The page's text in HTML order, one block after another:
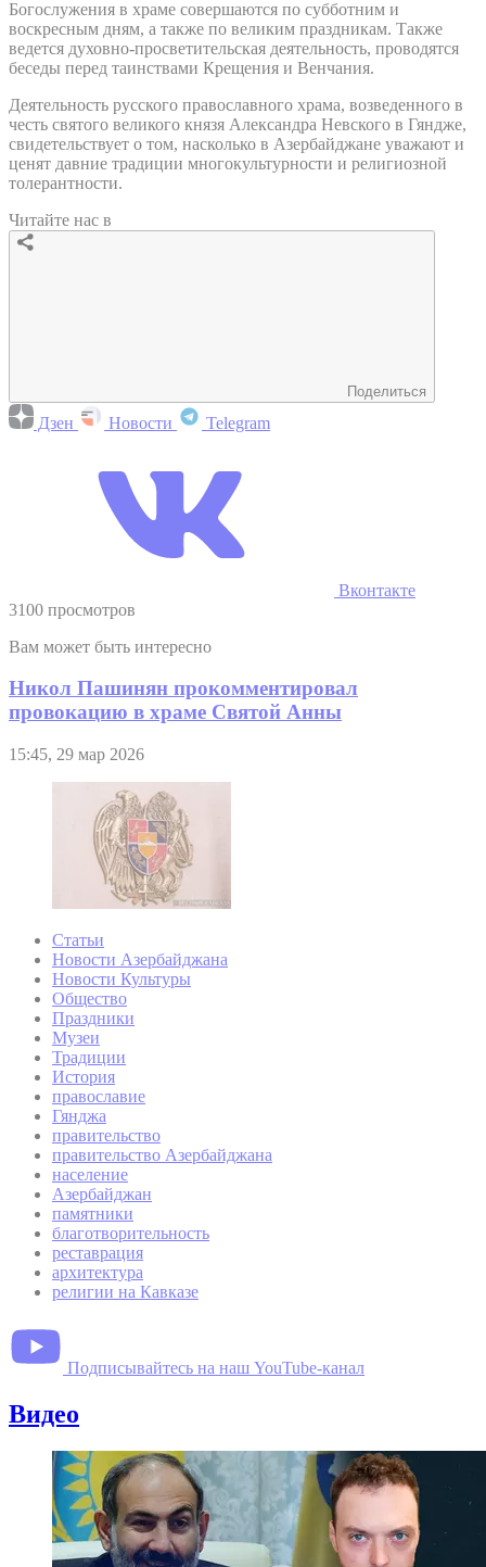
Богослужения в храме совершаются по субботним и
воскресным дням, а также по великим праздникам. Также
ведется духовно-просветительская деятельность, проводятся
беседы перед таинствами Крещения и Венчания.
Деятельность русского православного храма, возведенного в
честь святого великого князя Александра Невского в Гяндже,
свидетельствует о том, насколько в Азербайджане уважают и
ценят давние традиции многокультурности и религиозной
толерантности.
Читайте нас в
Поделиться
Дзен Новости Telegram
Вконтакте
3100 просмотров
Вам может быть интересно
Никол Пашинян прокомментировал
провокацию в храме Святой Анны
15:45, 29 мар 2026
Статьи
Новости Азербайджана
Новости Культуры
Общество
Праздники
Музеи
Традиции
История
православие
Гянджа
правительство
правительство Азербайджана
население
Азербайджан
памятники
благотворительность
реставрация
архитектура
религии на Кавказе
Подписывайтесь на наш YouTube-канал
Видео